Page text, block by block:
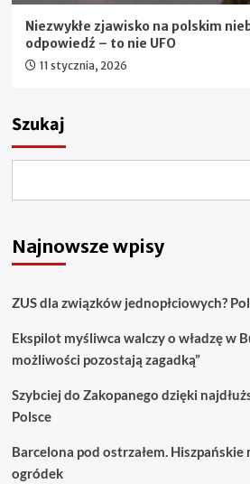
Niezwykłe zjawisko na polskim
odpowiedź – to nie UFO
11 stycznia, 2026
Szukaj
Najnowsze wpisy
ZUS dla związków jednopłciowych?
Ekspilot myśliwca walczy o władzę w
możliwości pozostają zagadką”
Szybciej do Zakopanego dzięki
Polsce
Barcelona pod ostrzałem.
ogródek